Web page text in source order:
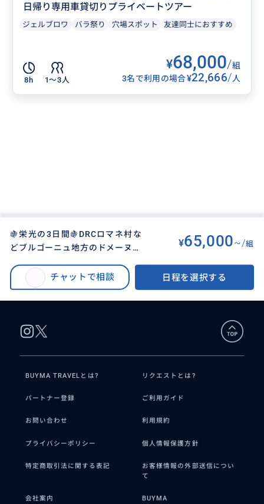
日帰り専用車貸切りプライベートツアー
ジェルブロワ バラ祭り 穴場スポット 友達同士におすすめ
8h 1〜3人
¥68,000/組
3名で利用の場合¥22,666/人
🍇栄光の3日間🍇DRCロマネ村な
どブルゴーニュ地方のドメーヌを
訳(11月15〜17日限定)
¥65,000~/組
チャットで相談 日程を選択する
🍇栄光の3日間🍇DRCロマネ村などブルゴーニュ地方のドメーヌを巡るグルメ
プラン🍷お手配同行通訳(11月15〜17日限定)
BUYMA TRAVELとは? リクエストとは?
パートナー登録 ご利用ガイド
お問い合わせ 利用規約
プライバシーポリシー 個人情報保護方針
特定商取引法に関する表記
お客様情報の外部送信につい
て
会社案内 BUYMA